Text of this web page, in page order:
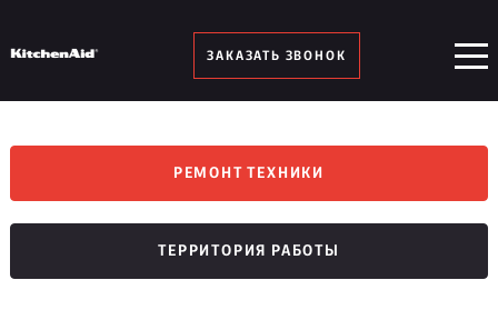
ЗАКАЗАТЬ ЗВОНОК
РЕМОНТ ТЕХНИКИ
ТЕРРИТОРИЯ РАБОТЫ